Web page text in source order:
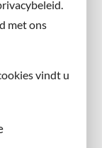
met ons
vindt u